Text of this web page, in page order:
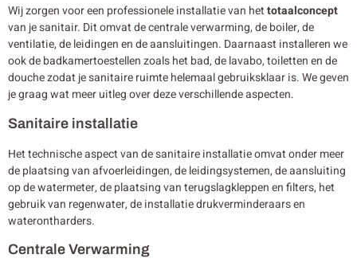
Wij zorgen voor een professionele installatie van hettotaalconcept
van je sanitair. Dit omvat de centrale verwarming, de boiler, de
ventilatie, de leidingen en de aansluitingen. Daarnaast installeren we
ook de badkamertoestellen zoals het bad, de lavabo, toiletten en de
douche zodat je sanitaire ruimte helemaal gebruiksklaar is. We geven
je graag wat meer uitleg over deze verschillende aspecten.
Sanitaire installatie
Het technische aspect van de sanitaire installatie omvat onder meer
de plaatsing van afvoerleidingen, de leidingsystemen, de aansluiting
op de watermeter, de plaatsing van terugslagkleppen en filters, het
gebruik van regenwater, de installatie drukverminderaars en
waterontharders.
Centrale Verwarming